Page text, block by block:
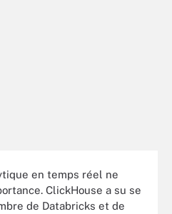
en temps réel ne
ClickHouse a su se
de Databricks et de